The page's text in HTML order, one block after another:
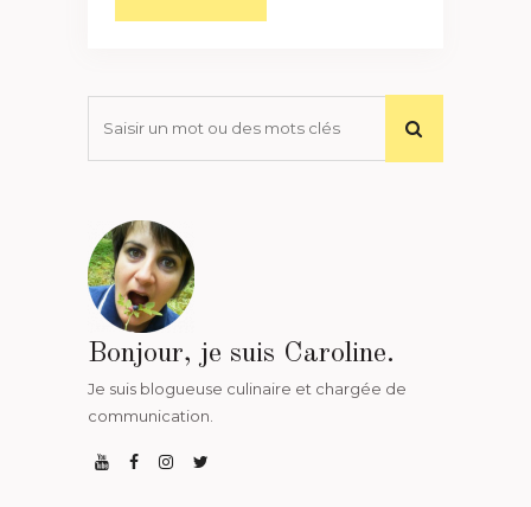
Bonjour, je suis Caroline.
Je suis blogueuse culinaire et chargée de
communication.